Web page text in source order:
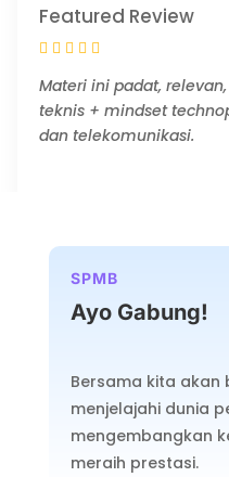
Featured Review
Materi ini padat,
teknis + mindset
dan telekomunikasi.
SPMB
Ayo Gabung!
Bersama kita
menjelajahi dunia
mengembangkan
meraih prestasi.